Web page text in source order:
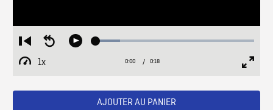
Restart
from
beginning
Seek
Play Loaded:
1x
Playback
Current
0:00 / Duration
0:18
AJOUTER AU PANIER